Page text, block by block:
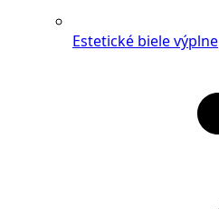
Estetické biele výplne